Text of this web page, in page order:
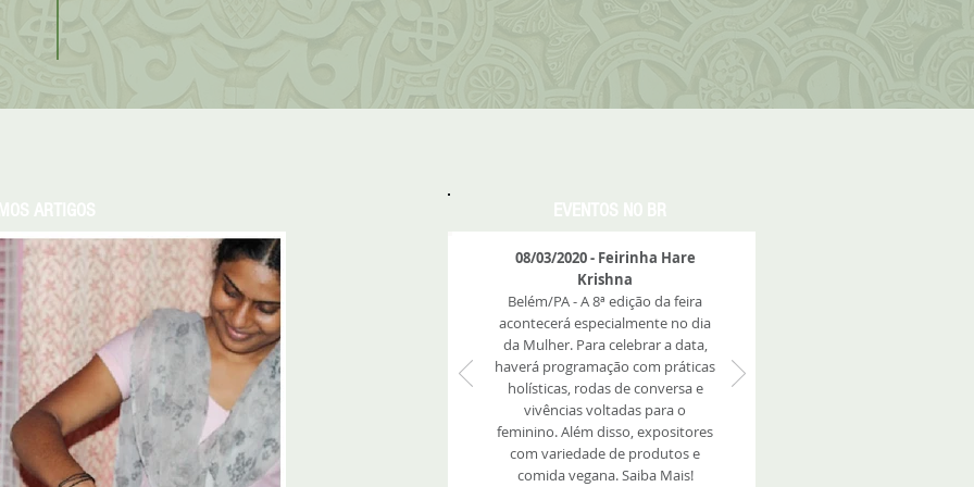
08/03/2020 - Feirinha Hare
Krishna
Belém/PA - A 8ª edição da feira
acontecerá especialmente no dia
da Mulher. Para celebrar a data,
haverá programação com práticas
holísticas, rodas de conversa e
vivências voltadas para o
feminino. Além disso, expositores
com variedade de produtos e
comida vegana. Saiba Mais!